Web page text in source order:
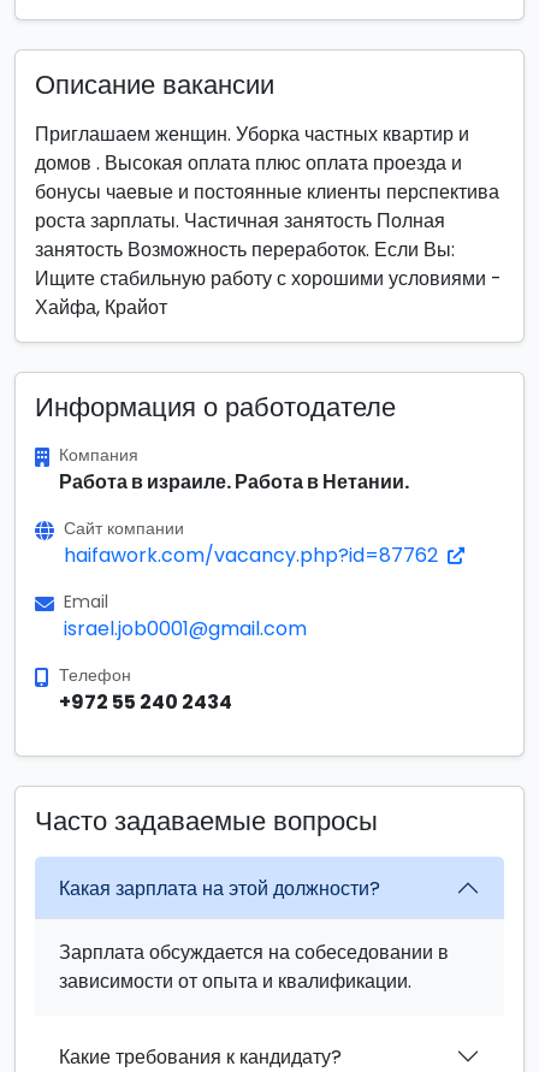
Описание вакансии
Приглашаем женщин. Уборка частных квартир и
домов . Высокая оплата плюс оплата проезда и
бонусы чаевые и постоянные клиенты перспектива
роста зарплаты. Частичная занятость Полная
занятость Возможность переработок. Если Вы:
Ищите стабильную работу с хорошими условиями -
Хайфа, Крайот
Информация о работодателе
Компания
Работа в израиле. Работа в Нетании.
Сайт компании
haifawork.com/vacancy.php?id=87762
Email
israel.job0001@gmail.com
Телефон
+972 55 240 2434
Часто задаваемые вопросы
Какая зарплата на этой должности?
Зарплата обсуждается на собеседовании в
зависимости от опыта и квалификации.
Какие требования к кандидату?